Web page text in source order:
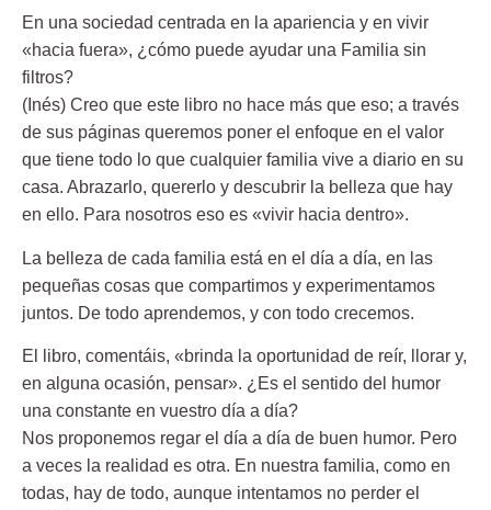
En una sociedad centrada en la apariencia y en vivir
«hacia fuera», ¿cómo puede ayudar una Familia sin
filtros?
(Inés) Creo que este libro no hace más que eso; a través
de sus páginas queremos poner el enfoque en el valor
que tiene todo lo que cualquier familia vive a diario en su
casa. Abrazarlo, quererlo y descubrir la belleza que hay
en ello. Para nosotros eso es «vivir hacia dentro».
La belleza de cada familia está en el día a día, en las
pequeñas cosas que compartimos y experimentamos
juntos. De todo aprendemos, y con todo crecemos.
El libro, comentáis, «brinda la oportunidad de reír, llorar y,
en alguna ocasión, pensar». ¿Es el sentido del humor
una constante en vuestro día a día?
Nos proponemos regar el día a día de buen humor. Pero
a veces la realidad es otra. En nuestra familia, como en
todas, hay de todo, aunque intentamos no perder el